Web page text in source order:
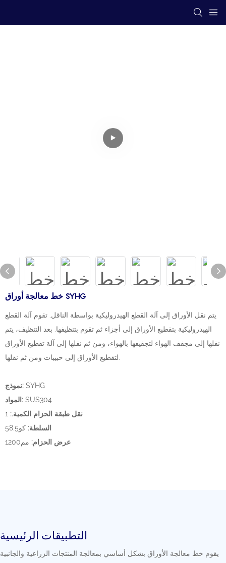
خط معالجة أوراق SYHG
يتم نقل الأوراق إلى آلة القطع الهيدروليكية بواسطة الناقل. تقوم آلة القطع
الهيدروليكية بتقطيع الأوراق إلى أجزاء ثم تقوم بتنظيفها. بعد التنظيف، يتم
نقلها إلى مجفف الهواء لتجفيفها بالهواء، ومن ثم نقلها إلى آلة تقطيع الأوراق
نموذج: SYHG
المواد: SUS304
نقل طبقة الحزام الكمية.: 1
السلطة: كو58.5
عرض الحزام:
التطبيقات الرئيسية
يقوم خط معالجة الأوراق بشكل أساسي بمعالجة المنتجات الزراعية والجانبية